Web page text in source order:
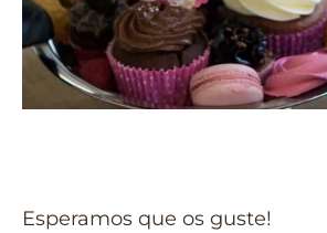
Esperamos que os guste!